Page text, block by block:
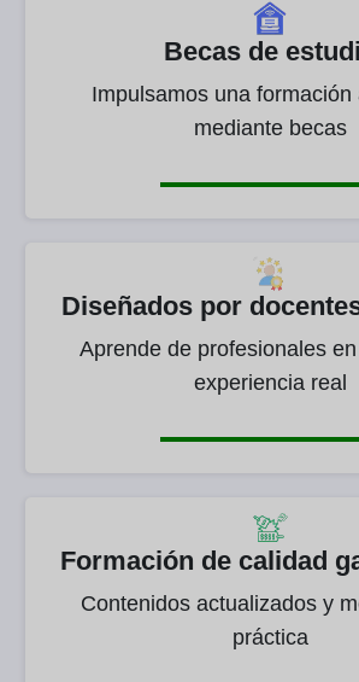
Becas de
Impulsamos una formación
mediante becas
Diseñados por
Aprende de profesionales
experiencia real
Formación de calidad
Contenidos actualizados y
práctica